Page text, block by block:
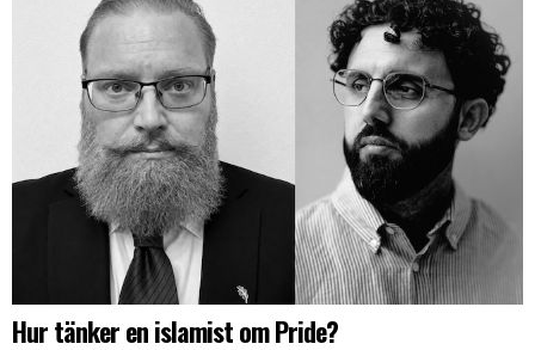
Hur tänker en islamist om Pride?